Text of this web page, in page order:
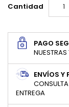
Cantidad
PAGO
ENVÍOS Y
ENTREGA